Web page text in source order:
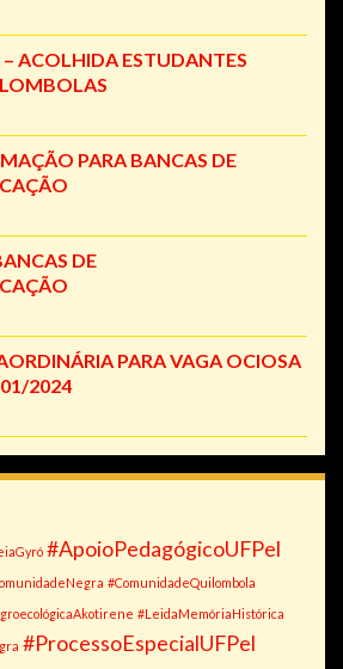
ACOLHIDA ESTUDANTES
PARA BANCAS DE
DE
PARA VAGA OCIOSA
2024
#ApoioPedagógicoUFPel
#ComunidadeQuilombola
#LeidaMemóriaHistórica
#ProcessoEspecialUFPel